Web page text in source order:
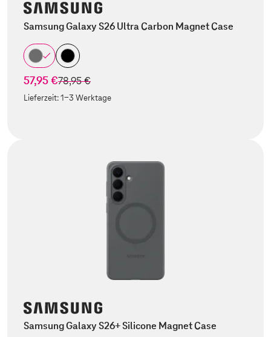
Samsung Galaxy S26 Ultra Carbon Magnet Case
57,95 €statt
78,95 €
Lieferzeit:1-3 Werktage
Samsung Galaxy S26+ Silicone Magnet Case